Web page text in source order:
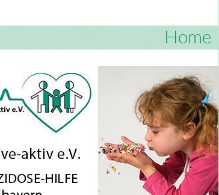
Home